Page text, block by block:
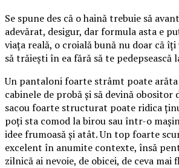
Se spune des că o haină trebuie să
adevărat, desigur, dar formula asta e
viața reală, o croială bună nu doar că
să trăiești în ea fără să te pedepsească
Un pantaloni foarte strâmt poate
cabinele de probă și să devină obositor
sacou foarte structurat poate ridica
poți sta comod la birou sau într-o
idee frumoasă și atât. Un top foarte
excelent în anumite contexte, însă
zilnică ai nevoie, de obicei, de ceva mai